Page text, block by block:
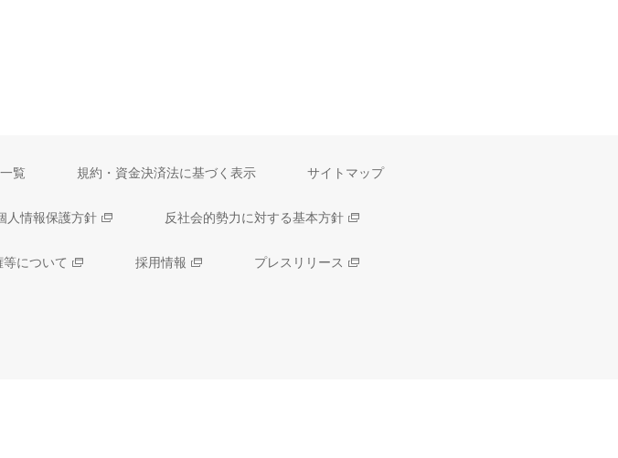
覧 規約・資金決済法に基づく表示 サイトマップ
人情報保護方針 反社会的勢力に対する基本方針
等について 採用情報 プレスリリース